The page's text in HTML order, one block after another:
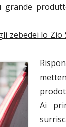
zebedei lo Zio
Ai